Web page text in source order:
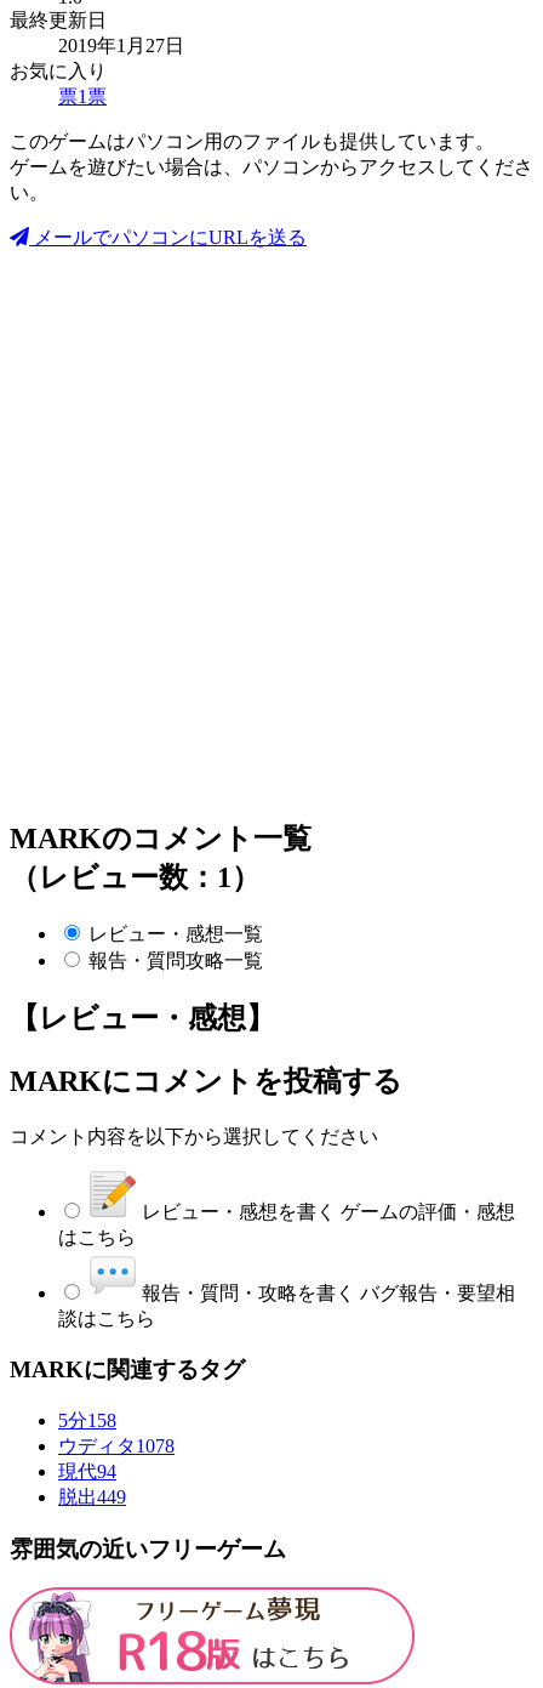
最終更新日
2019年1月27日
お気に入り
票1 票
このゲームはパソコン用のファイルも提供しています。
ゲームを遊びたい場合は、パソコンからアクセスしてくださ
い。
メールでパソコンにURLを送る
MARKのコメント一覧
（レビュー数：1）
レビュー・感想一覧
報告・質問攻略一覧
【レビュー・感想】
MARKにコメントを投稿する
コメント内容を以下から選択してください
レビュー・感想を書く ゲームの評価・感想
はこちら
報告・質問・攻略を書く バグ報告・要望相
談はこちら
MARKに関連するタグ
5分158
ウディタ1078
現代94
脱出449
雰囲気の近いフリーゲーム